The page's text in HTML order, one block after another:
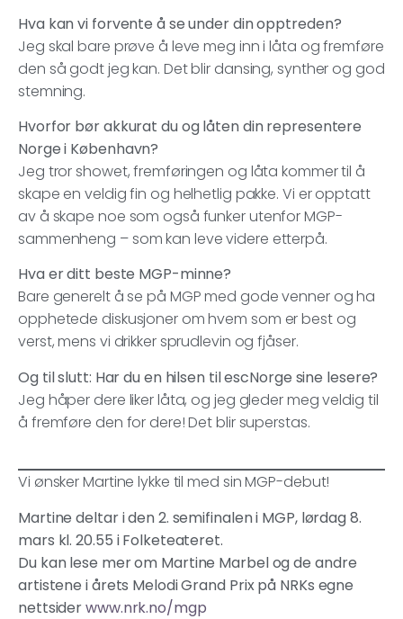
Hva kan vi forvente å se under din opptreden?
Jeg skal bare prøve å leve meg inn i låta og fremføre
den så godt jeg kan. Det blir dansing, synther og god
stemning.
Hvorfor bør akkurat du og låten din representere
Norge i København?
Jeg tror showet, fremføringen og låta kommer til å
skape en veldig fin og helhetlig pakke. Vi er opptatt
av å skape noe som også funker utenfor MGP-
sammenheng – som kan leve videre etterpå.
Hva er ditt beste MGP-minne?
Bare generelt å se på MGP med gode venner og ha
opphetede diskusjoner om hvem som er best og
verst, mens vi drikker sprudlevin og fjåser.
Og til slutt: Har du en hilsen til escNorge sine lesere?
Jeg håper dere liker låta, og jeg gleder meg veldig til
å fremføre den for dere! Det blir superstas.
Vi ønsker Martine lykke til med sin MGP-debut!
Martine deltar i den 2. semifinalen i MGP, lørdag 8.
mars kl. 20.55 i Folketeateret.
Du kan lese mer om Martine Marbel og de andre
artistene i årets Melodi Grand Prix på NRKs egne
nettsiderwww.nrk.no/mgp